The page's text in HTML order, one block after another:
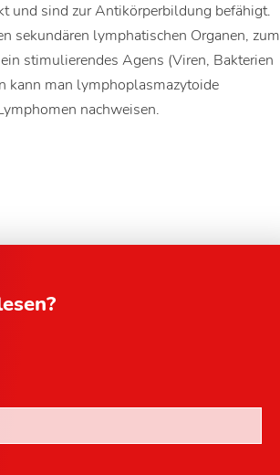
und sind zur Antikörperbildung befähigt.
sekundären lymphatischen Organen, zum
stimulierendes Agens (Viren, Bakterien
kann man lymphoplasmazytoide
nachweisen.